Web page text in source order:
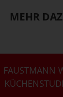
MEHR
FAUSTMANN